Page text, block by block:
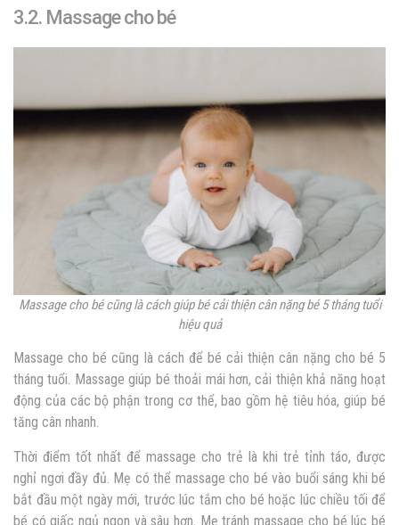
3.2. Massage cho bé
Massage cho bé cũng là cách giúp bé cải thiện cân nặng bé 5 tháng tuổi
hiệu quả
Massage cho bé cũng là cách để bé cải thiện cân nặng cho bé 5
tháng tuổi. Massage giúp bé thoải mái hơn, cải thiện khả năng hoạt
động của các bộ phận trong cơ thể, bao gồm hệ tiêu hóa, giúp bé
tăng cân nhanh.
Thời điểm tốt nhất để massage cho trẻ là khi trẻ tỉnh táo, được
nghỉ ngơi đầy đủ. Mẹ có thể massage cho bé vào buổi sáng khi bé
bắt đầu một ngày mới, trước lúc tắm cho bé hoặc lúc chiều tối để
bé có giấc ngủ ngon và sâu hơn. Mẹ tránh massage cho bé lúc bé